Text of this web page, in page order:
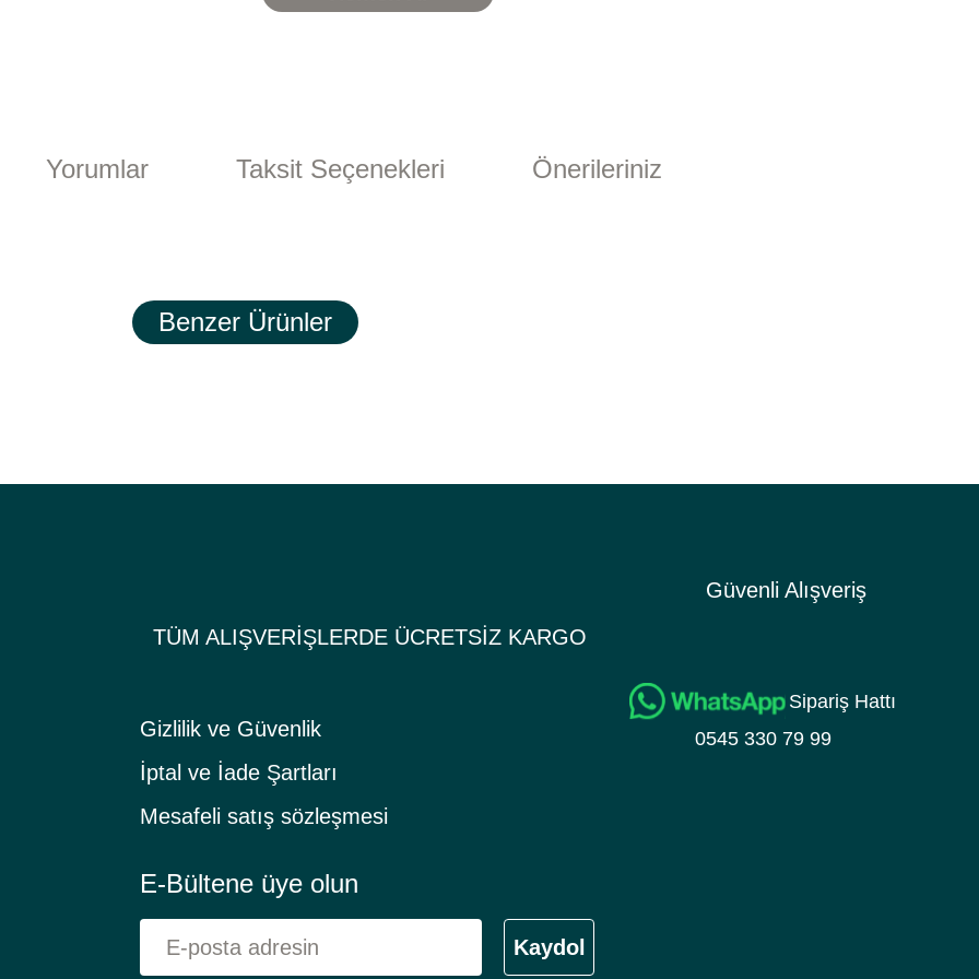
Yorumlar Taksit Seçenekleri Önerileriniz
Benzer Ürünler
TÜM ALIŞVERİŞLERDE ÜCRETSİZ KARGO
Gizlilik ve Güvenlik
İptal ve İade Şartları
Mesafeli satış sözleşmesi
E-Bültene üye olun
Kaydol
Güvenli Alışveriş
Sipariş Hattı
0545 330 79 99